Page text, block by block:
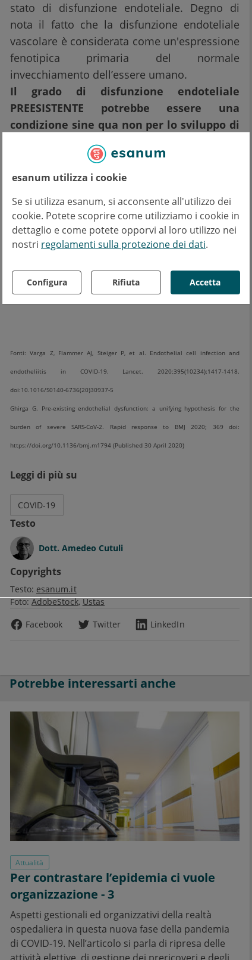
esanum utilizza i cookie
Se si utilizza esanum, si acconsente all'utilizzo dei
cookie. Potete scoprire come utilizziamo i cookie in
dettaglio e come potete opporvi al loro utilizzo nei
nostri regolamenti sulla protezione dei dati.
Configura Rifiuta Accetta
stato di disfunzione endoteliale. Degno di
nota il fatto che la disfunzione endoteliale
vascolare è considerata come un'espressione
fenotipica primaria del normale
invecchiamento dell’essere umano.
Il grado di disfunzione endoteliale
PREESISTENTE potrebbe essere una
condizione sine qua non per lo sviluppo di
infezione SARS-CoV-2 moderata-grave
Durante la pandemia di COVID-19, la morte di
così tante persone anziane potrebbe essere
progressivo declino della funzione
endoteliale con l'età, ulteriormente
complicato da altre comorbidità coesistenti
come ipertensione, malattie cardiovascolari,
diabete o cancro”.
Fonti: Varga Z, Flammer AJ, Steiger P, et al. Endothelial cell infection and
endotheliitis in COVID-19. Lancet. 2020;395(10234):1417‐1418.
doi:10.1016/S0140-6736(20)30937-5
Ghirga G. Pre-existing endothelial dysfunction: a unifying hypothesis for the
burden of severe SARS-CoV-2. Rapid response to BMJ 2020; 369 doi:
https://doi.org/10.1136/bmj.m1794 (Published 30 April 2020)
Leggi di più su
COVID-19
Testo
Dott. Amedeo Cutuli
Copyrights
Testo: esanum.it
Foto: AdobeStock Ustas
Facebook
Twitter LinkedIn
Potrebbe interessarti anche
Attualità
Per contrastare l’epidemia ci vuole
organizzazione - 3
Aspetti gestionali ed organizzativi della realtà
ospedaliera in questa nuova fase della pandemia
di COVID-19. Nell’articolo si parla di ripresa delle